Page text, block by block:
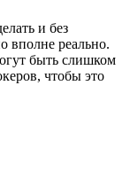
и без
вполне реально.
быть слишком
чтобы это